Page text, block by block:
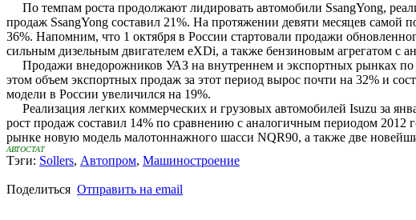
По темпам роста продолжают лидировать автомобили SsangYong,
продаж SsangYong составил 21%. На протяжении девяти месяцев самой
36%. Напомним, что 1 октября в России стартовали продажи
сильным дизельным двигателем eXDi, а также бензиновым агрегатом с
Продажи внедорожников УАЗ на внутреннем и экспортных рынках по
этом объем экспортных продаж за этот период вырос почти на 32% и
модели в России увеличился на 19%.
Реализация легких коммерческих и грузовых автомобилей Isuzu за
рост продаж составил 14% по сравнению с аналогичным периодом 2012
рынке новую модель малотоннажного шасси NQR90, а также две
АВТОСТАТ
Тэги: Sollers, Автопром, Машиностроение
Поделиться Отправить на email